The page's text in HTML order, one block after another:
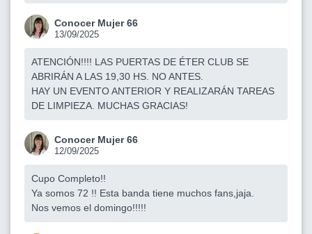
Conocer Mujer 66
13/09/2025
ATENCIÓN!!!! LAS PUERTAS DE ÉTER CLUB SE
ABRIRÁN A LAS 19,30 HS. NO ANTES.
HAY UN EVENTO ANTERIOR Y REALIZARÁN TAREAS
DE LIMPIEZA. MUCHAS GRACIAS!
Conocer Mujer 66
12/09/2025
Cupo Completo!!
Ya somos 72 !! Esta banda tiene muchos fans,jaja.
Nos vemos el domingo!!!!!